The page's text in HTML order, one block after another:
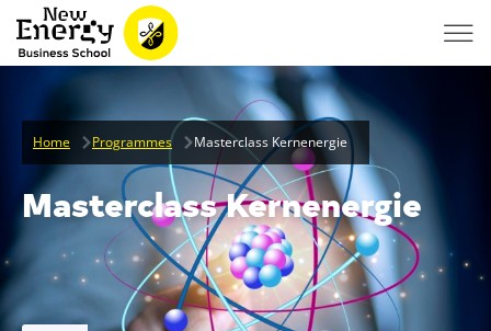
Home Programmes Masterclass Kernenergie
Masterclass Kernenergie